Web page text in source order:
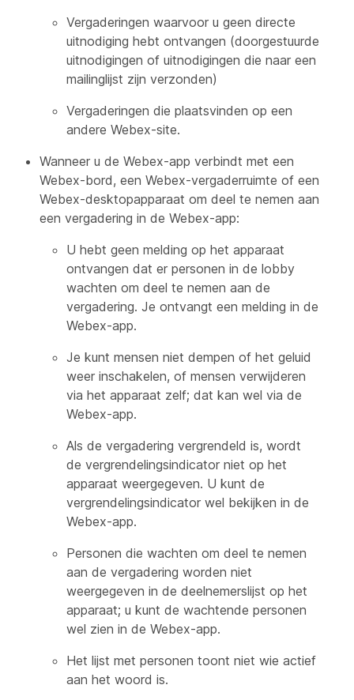
Vergaderingen waarvoor u geen directe
uitnodiging hebt ontvangen (doorgestuurde
uitnodigingen of uitnodigingen die naar een
mailinglijst zijn verzonden)
Vergaderingen die plaatsvinden op een
andere Webex-site.
Wanneer u de Webex-app verbindt met een
Webex-bord, een Webex-vergaderruimte of een
Webex-desktopapparaat om deel te nemen aan
een vergadering in de Webex-app:
U hebt geen melding op het apparaat
ontvangen dat er personen in de lobby
wachten om deel te nemen aan de
vergadering. Je ontvangt een melding in de
Webex-app.
Je kunt mensen niet dempen of het geluid
weer inschakelen, of mensen verwijderen
via het apparaat zelf; dat kan wel via de
Webex-app.
Als de vergadering vergrendeld is, wordt
de vergrendelingsindicator niet op het
apparaat weergegeven. U kunt de
vergrendelingsindicator wel bekijken in de
Webex-app.
Personen die wachten om deel te nemen
aan de vergadering worden niet
weergegeven in de deelnemerslijst op het
apparaat; u kunt de wachtende personen
wel zien in de Webex-app.
Het lijst met personen toont niet wie actief
aan het woord is.